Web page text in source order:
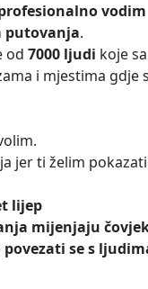
vodim
putovanja.
od 7000 ljudi koje
i mjestima gdje
jer ti želim
lijep
mijenjaju
se s